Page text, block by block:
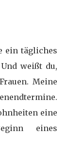
ein tägliches
weißt du,
Meine
eine
eines